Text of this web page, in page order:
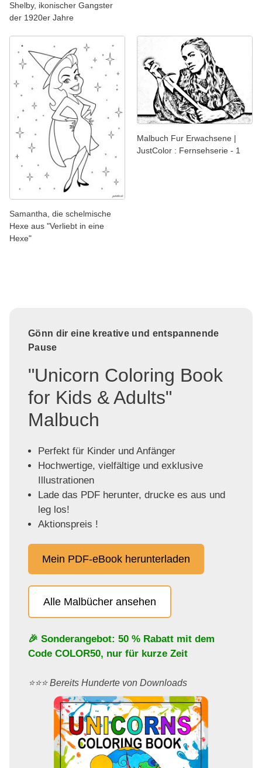
Shelby, ikonischer Gangster
der 1920er Jahre
Samantha, die schelmische
Hexe aus "Verliebt in eine
Hexe"
Malbuch Fur Erwachsene |
JustColor : Fernsehserie - 1
Gönn dir eine kreative und entspannende
Pause
"Unicorn Coloring Book
for Kids & Adults"
Malbuch
Perfekt für Kinder und Anfänger
Hochwertige, vielfältige und exklusive
Illustrationen
Lade das PDF herunter, drucke es aus und
leg los!
Aktionspreis !
Mein PDF-eBook herunterladen
Alle Malbücher ansehen
🎉 Sonderangebot: 50 % Rabatt mit dem
Code COLOR50, nur für kurze Zeit
⭐️⭐️⭐️ Bereits Hunderte von Downloads